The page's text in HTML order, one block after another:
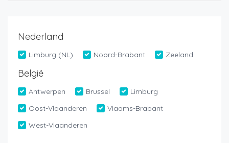
Nederland
Limburg (NL) Noord-Brabant Zeeland
België
Antwerpen Brussel
Limburg
Oost-Vlaanderen
Vlaams-Brabant
West-Vlaanderen